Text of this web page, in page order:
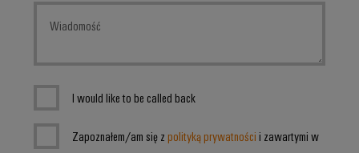
I would like to be called back
Zapoznałem/am się z polityką prywatności i zawartymi w